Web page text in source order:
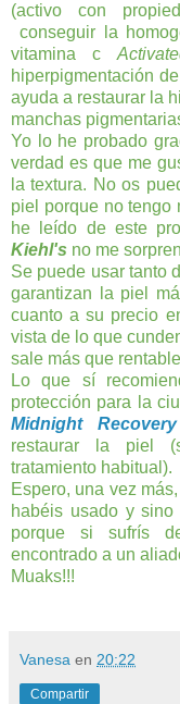
(activo con
conseguir la
vitamina c
hiperpigmentación
ayuda a restaurar la
manchas
Yo lo he probado
verdad es que me
la textura. No os
piel porque no tengo
he leído de este
Kiehl's no me
Se puede usar tanto
garantizan la piel
cuanto a su precio
vista de lo que
sale más que
Lo que sí
protección para la
Midnight
restaurar la piel
tratamiento habitual).
Espero, una vez
habéis usado y sino
porque si sufrís
encontrado a un
Muaks!!!
Vanesa en 20:22
Compartir